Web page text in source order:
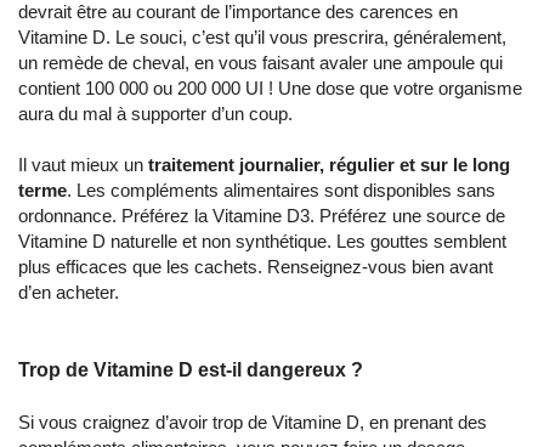
devrait être au courant de l’importance des carences en
Vitamine D. Le souci, c’est qu’il vous prescrira, généralement,
un remède de cheval, en vous faisant avaler une ampoule qui
contient 100 000 ou 200 000 UI ! Une dose que votre organisme
aura du mal à supporter d’un coup.
Il vaut mieux un traitement journalier, régulier et sur le long
terme. Les compléments alimentaires sont disponibles sans
ordonnance. Préférez la Vitamine D3. Préférez une source de
Vitamine D naturelle et non synthétique. Les gouttes semblent
plus efficaces que les cachets. Renseignez-vous bien avant
d’en acheter.
Trop de Vitamine D est-il dangereux ?
Si vous craignez d’avoir trop de Vitamine D, en prenant des